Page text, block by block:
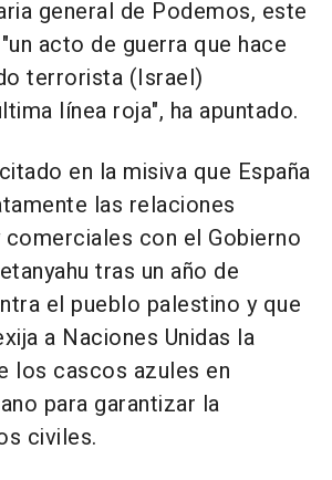
general de Podemos, este
acto de guerra que hace
terrorista (Israel)
línea roja", ha apuntado.
en la misiva que España
las relaciones
con el Gobierno
tras un año de
el pueblo palestino y que
a Naciones Unidas la
los cascos azules en
para garantizar la
civiles.